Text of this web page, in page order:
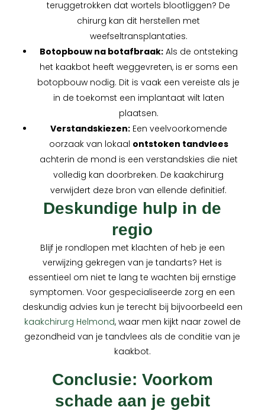
teruggetrokken dat wortels blootliggen? De
chirurg kan dit herstellen met
weefseltransplantaties.
Botopbouw na botafbraak:Als de ontsteking
het kaakbot heeft weggevreten, is er soms een
botopbouw nodig. Dit is vaak een vereiste als je
in de toekomst een implantaat wilt laten
plaatsen.
Verstandskiezen:Een veelvoorkomende
oorzaak van lokaal ontstoken tandvlees
achterin de mond is een verstandskies die niet
volledig kan doorbreken. De kaakchirurg
verwijdert deze bron van ellende definitief.
Deskundige hulp in de
regio
Blijf je rondlopen met klachten of heb je een
verwijzing gekregen van je tandarts? Het is
essentieel om niet te lang te wachten bij ernstige
symptomen. Voor gespecialiseerde zorg en een
deskundig advies kun je terecht bij bijvoorbeeld een
kaakchirurg Helmond, waar men kijkt naar zowel de
gezondheid van je tandvlees als de conditie van je
kaakbot.
Conclusie: Voorkom
schade aan je gebit